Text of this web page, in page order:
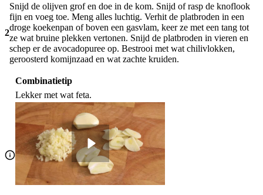
2
Snijd de olijven grof en doe in de kom. Snijd of rasp de knoflook
fijn en voeg toe. Meng alles luchtig. Verhit de platbroden in een
droge koekenpan of boven een gasvlam, keer ze met een tang tot
ze wat bruine plekken vertonen. Snijd de platbroden in vieren en
schep er de avocadopuree op. Bestrooi met wat chilivlokken,
geroosterd komijnzaad en wat zachte kruiden.
Combinatietip
Lekker met wat feta.